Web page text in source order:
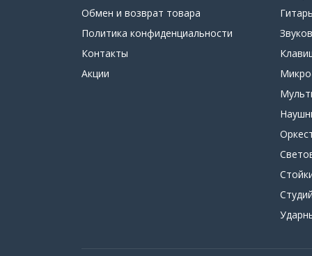
Обмен и возврат товара
Политика конфиденциальности
Контакты
Акции